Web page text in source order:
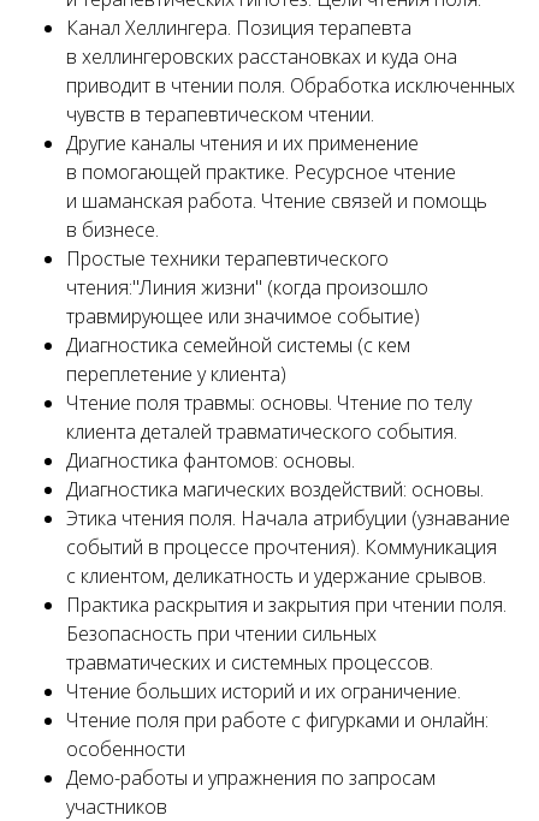
Канал Хеллингера. Позиция терапевта
в хеллингеровских расстановках и куда она
приводит в чтении поля. Обработка исключенных
чувств в терапевтическом чтении.
Другие каналы чтения и их применение
в помогающей практике. Ресурсное чтение
и шаманская работа. Чтение связей и помощь
в бизнесе.
Простые техники терапевтического
чтения:"Линия жизни" (когда произошло
травмирующее или значимое событие)
Диагностика семейной системы (с кем
переплетение у клиента)
Чтение поля травмы: основы. Чтение по телу
клиента деталей травматического события.
Диагностика фантомов: основы.
Диагностика магических воздействий: основы.
Этика чтения поля. Начала атрибуции (узнавание
событий в процессе прочтения). Коммуникация
с клиентом, деликатность и удержание срывов.
Практика раскрытия и закрытия при чтении поля.
Безопасность при чтении сильных
травматических и системных процессов.
Чтение больших историй и их ограничение.
Чтение поля при работе с фигурками и онлайн:
особенности
Демо-работы и упражнения по запросам
участников